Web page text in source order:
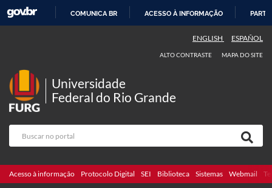
COMUNICA BR ACESSO À INFORMAÇÃO
ENGLISH ESPAÑOL
ALTO CONTRASTE MAPA DO SITE
Universidade
Federal do Rio Grande
Acesso à informação Protocolo Digital SEI Biblioteca Sistemas Webmail